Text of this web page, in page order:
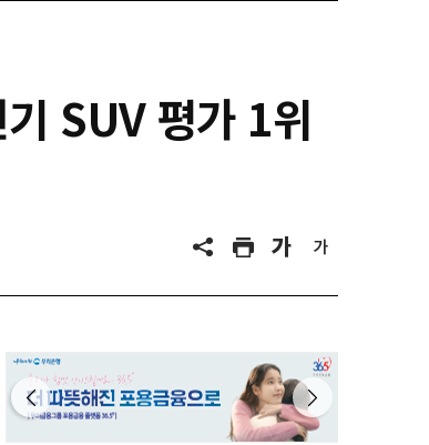
SUV 평가 1위